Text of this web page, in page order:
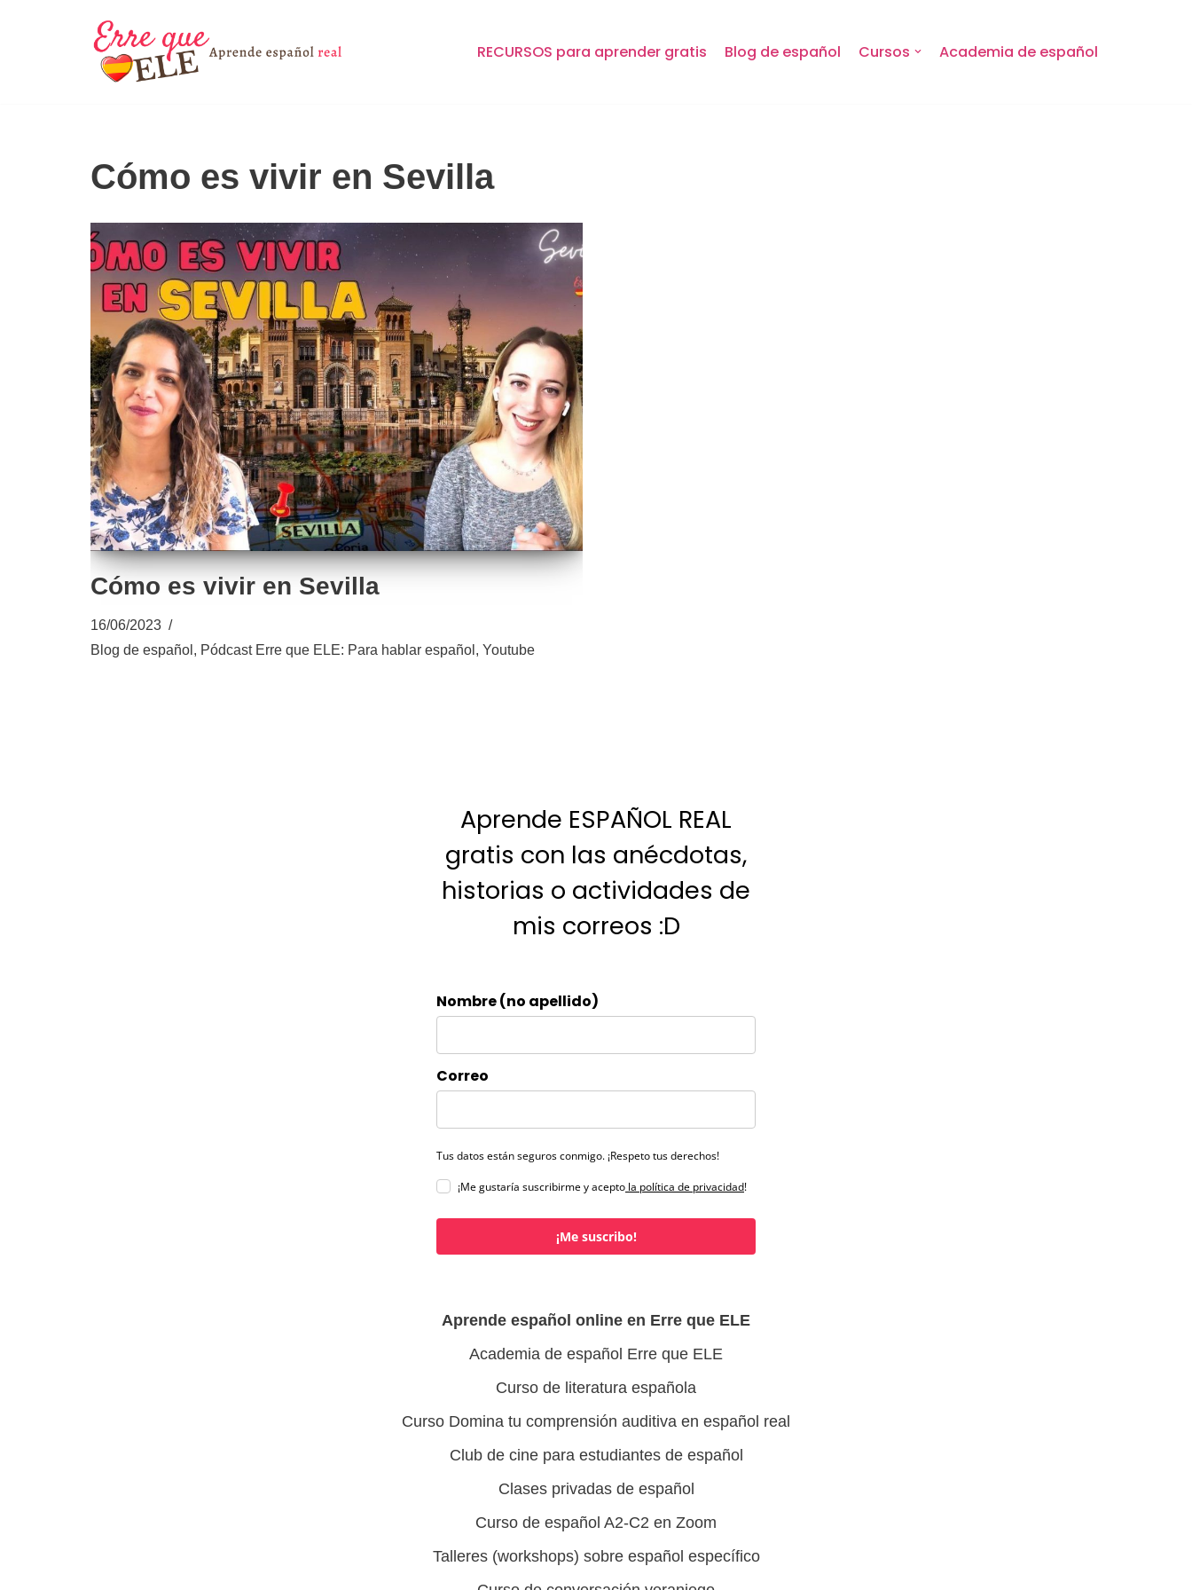
RECURSOS para aprender gratis Blog de español Cursos Academia de español
Cómo es vivir en Sevilla
Cómo es vivir en Sevilla
16/06/2023
Blog de español Pódcast Erre que ELE: Para hablar español Youtube
Aprende ESPAÑOL REAL
gratis con las anécdotas,
historias o actividades de
mis correos :D
Nombre (no apellido)
Correo
Tus datos están seguros conmigo. ¡Respeto tus derechos!
¡Me gustaría suscribirme y acepto la política de privacidad!
¡Me suscribo!
Aprende español online en Erre que ELE
Academia de español Erre que ELE
Curso de literatura española
Curso Domina tu comprensión auditiva en español real
Club de cine para estudiantes de español
Clases privadas de español
Curso de español A2-C2 en Zoom
Talleres (workshops) sobre español específico